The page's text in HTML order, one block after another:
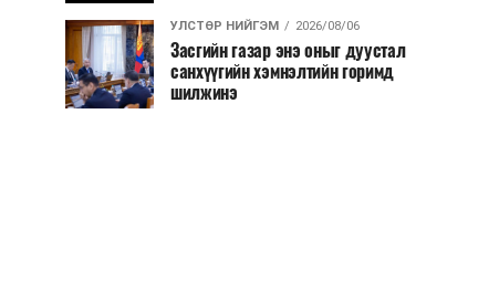
УЛСТӨР НИЙГЭМ 2026/08/06
Засгийн газар энэ оныг дуустал
санхүүгийн хэмнэлтийн горимд
шилжинэ